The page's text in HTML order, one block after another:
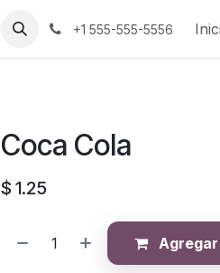
+1 555-555-5556
Coca Cola
$ 1.25